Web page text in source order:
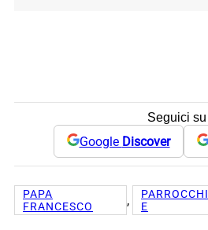
Seguici su
Google Discover
PAPA
FRANCESCO
,
PARROCCHI
E